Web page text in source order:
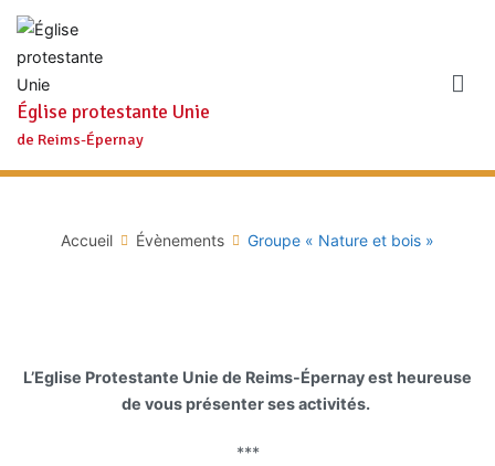
Aller
contenu
Église protestante Unie
de Reims-Épernay
Accueil Évènements Groupe « Nature et bois »
L’Eglise Protestante Unie de Reims-Épernay est heureuse
de vous présenter ses activités.
***